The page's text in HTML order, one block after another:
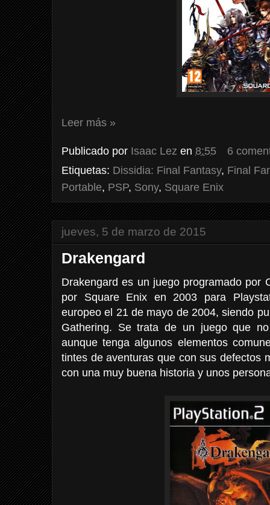
Leer más »
Publicado por Isaac Lez en 8:55
6
Etiquetas: Dissidia: Final Fantasy, Final
Portable, PSP, Sony, Square Enix
jueves, 5 de marzo de 2015
Drakengard
Drakengard es un juego programado por
por Square Enix en 2003 para
europeo el 21 de mayo de 2004, siendo
Gathering. Se trata de un juego que
aunque tenga algunos elementos
tintes de aventuras que con sus defectos
con una muy buena historia y unos